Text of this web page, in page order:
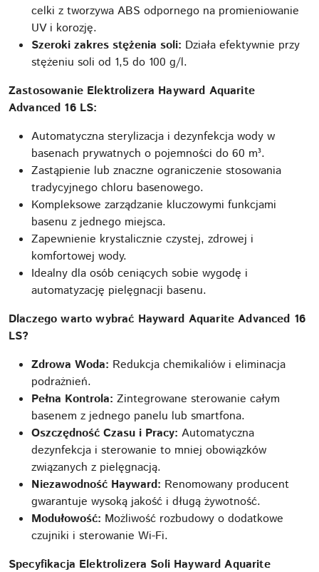
celki z tworzywa ABS odpornego na promieniowanie
UV i korozję.
Szeroki zakres stężenia soli: Działa efektywnie przy
stężeniu soli od 1,5 do 100 g/l.
Zastosowanie Elektrolizera Hayward Aquarite
Advanced 16 LS:
Automatyczna sterylizacja i dezynfekcja wody w
basenach prywatnych o pojemności do 60 m³.
Zastąpienie lub znaczne ograniczenie stosowania
tradycyjnego chloru basenowego.
Kompleksowe zarządzanie kluczowymi funkcjami
basenu z jednego miejsca.
Zapewnienie krystalicznie czystej, zdrowej i
komfortowej wody.
Idealny dla osób ceniących sobie wygodę i
automatyzację pielęgnacji basenu.
Dlaczego warto wybrać Hayward Aquarite Advanced 16
LS?
Zdrowa Woda: Redukcja chemikaliów i eliminacja
podrażnień.
Pełna Kontrola: Zintegrowane sterowanie całym
basenem z jednego panelu lub smartfona.
Oszczędność Czasu i Pracy: Automatyczna
dezynfekcja i sterowanie to mniej obowiązków
związanych z pielęgnacją.
Niezawodność Hayward: Renomowany producent
gwarantuje wysoką jakość i długą żywotność.
Modułowość: Możliwość rozbudowy o dodatkowe
czujniki i sterowanie Wi-Fi.
Specyfikacja Elektrolizera Soli Hayward Aquarite